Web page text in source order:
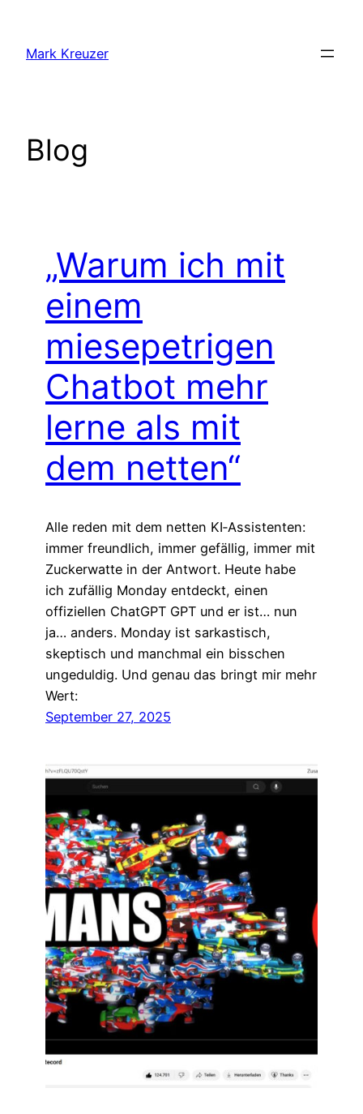
springen
Mark Kreuzer
Blog
„Warum ich mit
einem
miesepetrigen
Chatbot mehr
lerne als mit
dem netten“
Alle reden mit dem netten KI‑Assistenten:
immer freundlich, immer gefällig, immer mit
Zuckerwatte in der Antwort. Heute habe
ich zufällig Monday entdeckt, einen
offiziellen ChatGPT GPT und er ist… nun
ja… anders. Monday ist sarkastisch,
skeptisch und manchmal ein bisschen
ungeduldig. Und genau das bringt mir mehr
Wert:
September 27, 2025